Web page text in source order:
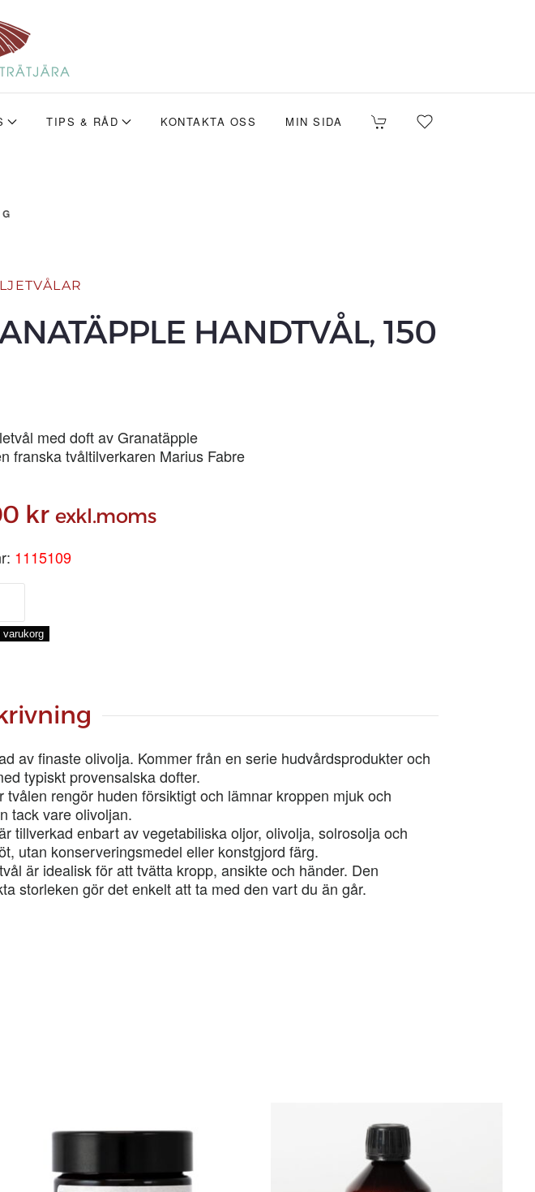
TIPS & RÅD KONTAKTA OSS MIN SIDA
HANDTVÅL, 150
med doft av Granatäpple
franska tvåltilverkaren Marius Fabre
kr exkl.moms
1115109
varukorg
av finaste olivolja. Kommer från en serie hudvårdsprodukter och
typiskt provensalska dofter.
tvålen rengör huden försiktigt och lämnar kroppen mjuk och
tack vare olivoljan.
tillverkad enbart av vegetabiliska oljor, olivolja, solrosolja och
utan konserveringsmedel eller konstgjord färg.
är idealisk för att tvätta kropp, ansikte och händer. Den
storleken gör det enkelt att ta med den vart du än går.